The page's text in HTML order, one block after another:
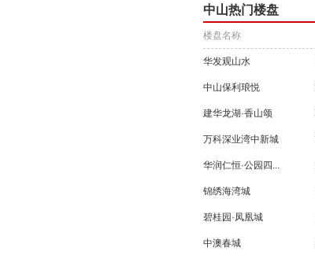
中山热门楼盘
楼盘名称
华发观山水
中山保利琅悦
建华龙湖·香山颂
万科深业湾中新城
华润仁恒·公园四...
锦绣海湾城
碧桂园·凤凰城
中澳春城